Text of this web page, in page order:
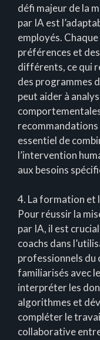
défi majeur de la
par IA est
employés.
préférences et
différents, ce qui
des programmes
peut aider à
recommandations
essentiel de
l’intervention
aux besoins
4. La formation et
Pour réussir la
par IA, il est
coachs dans
professionnels
familiarisés avec
interpréter les
algorithmes et
compléter le
collaborative